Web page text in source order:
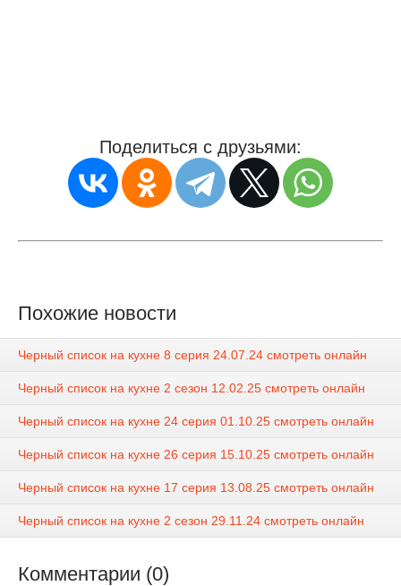
Поделиться с друзьями:
Похожие новости
Черный список на кухне 8 серия 24.07.24 смотреть онлайн
Черный список на кухне 2 сезон 12.02.25 смотреть онлайн
Черный список на кухне 24 серия 01.10.25 смотреть онлайн
Черный список на кухне 26 серия 15.10.25 смотреть онлайн
Черный список на кухне 17 серия 13.08.25 смотреть онлайн
Черный список на кухне 2 сезон 29.11.24 смотреть онлайн
Комментарии (0)